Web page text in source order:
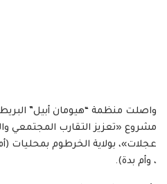
واصلت منظمة “هيومان أبيل”
مشروع «تعزيز التقارب المجتمعي
عجلات»، بولاية الخرطوم بمحليات
، وأم بدة).